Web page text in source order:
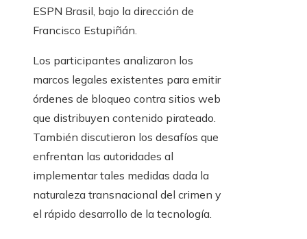
ESPN Brasil, bajo la dirección de
Francisco Estupiñán.
Los participantes analizaron los
marcos legales existentes para emitir
órdenes de bloqueo contra sitios web
que distribuyen contenido pirateado.
También discutieron los desafíos que
enfrentan las autoridades al
implementar tales medidas dada la
naturaleza transnacional del crimen y
el rápido desarrollo de la tecnología.